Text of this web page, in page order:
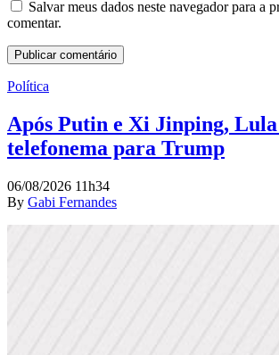
Salvar meus dados neste navegador para a
comentar.
Política
Após Putin e Xi Jinping,
telefonema para Trump
06/08/2026 11h34
By Gabi Fernandes